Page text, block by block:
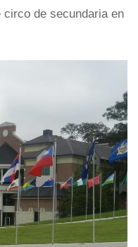
de secundaria en